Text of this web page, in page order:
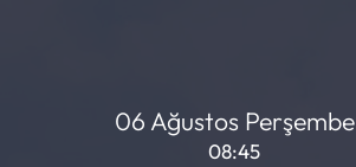
06 Ağustos Perşembe
08:45